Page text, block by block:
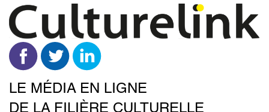
LE MÉDIA EN LIGNE
DE LA FILIÈRE CULTURELLE